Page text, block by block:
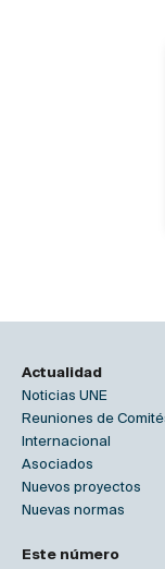
Actualidad
Noticias UNE
Reuniones de
Internacional
Asociados
Nuevos proyectos
Nuevas normas
Este número